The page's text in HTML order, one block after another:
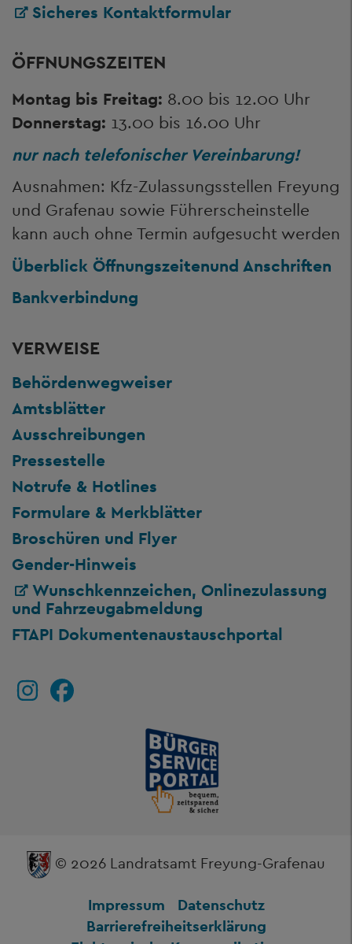
Sicheres Kontaktformular
ÖFFNUNGSZEITEN
Montag bis Freitag: 8.00 bis 12.00 Uhr
Donnerstag: 13.00 bis 16.00 Uhr
nur nach telefonischer Vereinbarung!
Ausnahmen: Kfz-Zulassungsstellen Freyung
und Grafenau sowie Führerscheinstelle
kann auch ohne Termin aufgesucht werden
Überblick Öffnungszeitenund Anschriften
Bankverbindung
VERWEISE
Behördenwegweiser
Amtsblätter
Ausschreibungen
Pressestelle
Notrufe & Hotlines
Formulare & Merkblätter
Broschüren und Flyer
Gender-Hinweis
Wunschkennzeichen, Onlinezulassung
und Fahrzeugabmeldung
FTAPI Dokumentenaustauschportal
© 2026 Landratsamt Freyung-Grafenau
Impressum
Datenschutz
Barrierefreiheitserklärung